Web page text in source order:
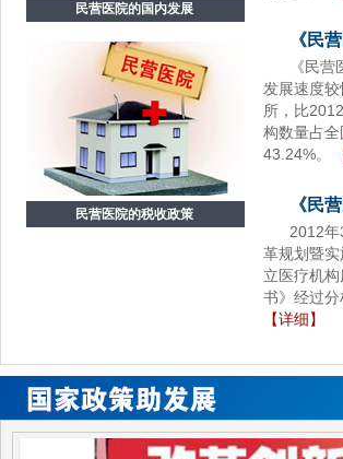
民营医院的国内发展
民营医院的税收政策
《民
《民
发展速度
所，比
构数量占
43.24%。
《民
2012年
革规划暨
立医疗机
书》经过
【详细】